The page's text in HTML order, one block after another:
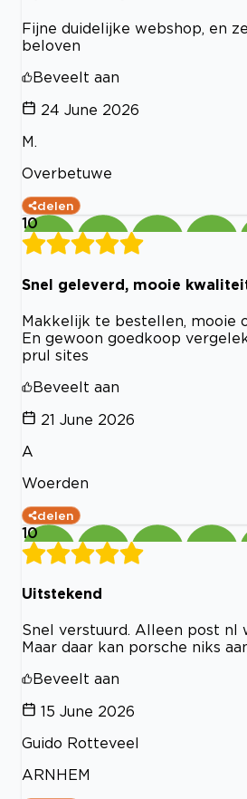
Fijne duidelijke webshop, en
beloven
Beveelt aan
24 June 2026
M.
Overbetuwe
delen
10
Snel geleverd, mooie
Makkelijk te bestellen, mooie
En gewoon goedkoop
prul sites
Beveelt aan
21 June 2026
A
Woerden
delen
10
Uitstekend
Snel verstuurd. Alleen post nl
Maar daar kan porsche niks
Beveelt aan
15 June 2026
Guido Rotteveel
ARNHEM